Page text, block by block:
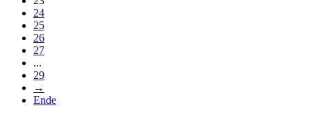
24
25
26
27
...
29
→
Ende